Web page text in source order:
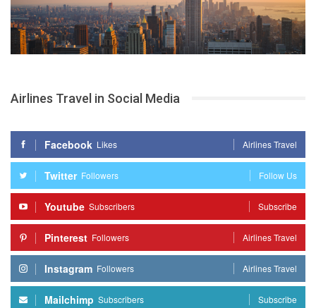
Airlines Travel in Social Media
Facebook Likes Airlines Travel
Twitter Followers Follow Us
Youtube Subscribers Subscribe
Pinterest Followers Airlines Travel
Instagram Followers Airlines Travel
Mailchimp Subscribers Subscribe